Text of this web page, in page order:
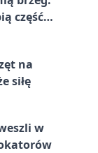
część
na
siłę
w